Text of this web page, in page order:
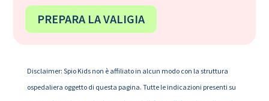
PREPARA LA VALIGIA
Disclaimer: Spio Kids non è affiliato in alcun modo con la struttura
ospedaliera oggetto di questa pagina. Tutte le indicazioni presenti su